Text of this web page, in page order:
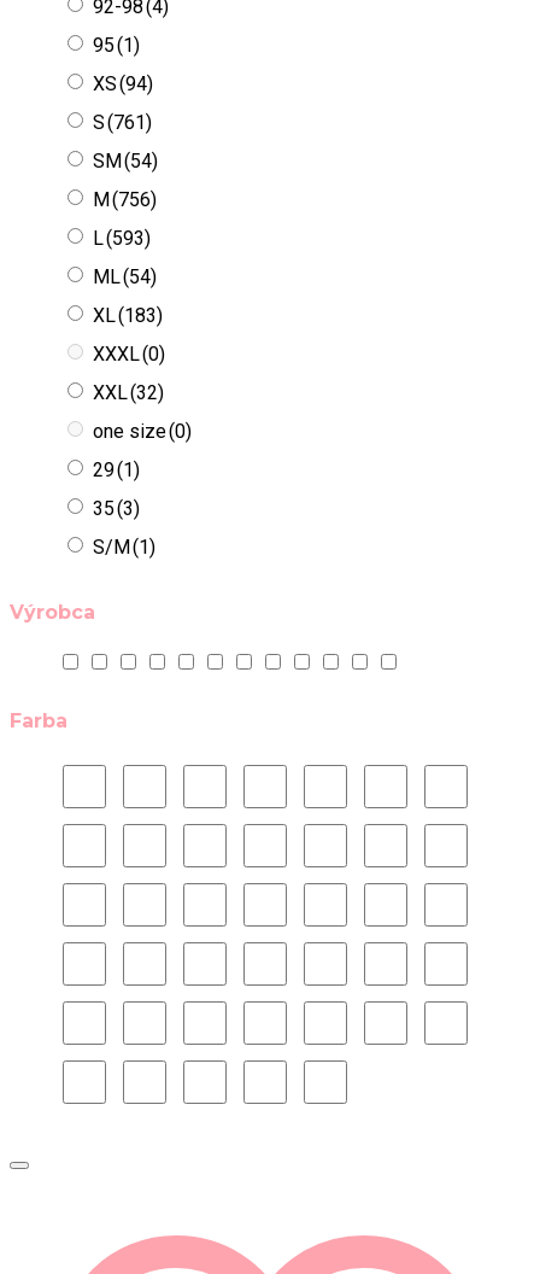
92-98(4)
95(1)
XS(94)
S(761)
SM(54)
M(756)
L(593)
ML(54)
XL(183)
XXXL(0)
XXL(32)
one size(0)
29(1)
35(3)
S/M(1)
Výrobca
Farba